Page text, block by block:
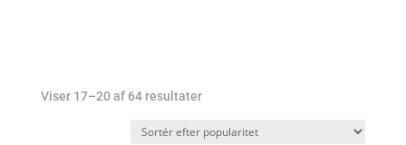
Viser 17–20 af 64 resultaterSorteret
popularitet